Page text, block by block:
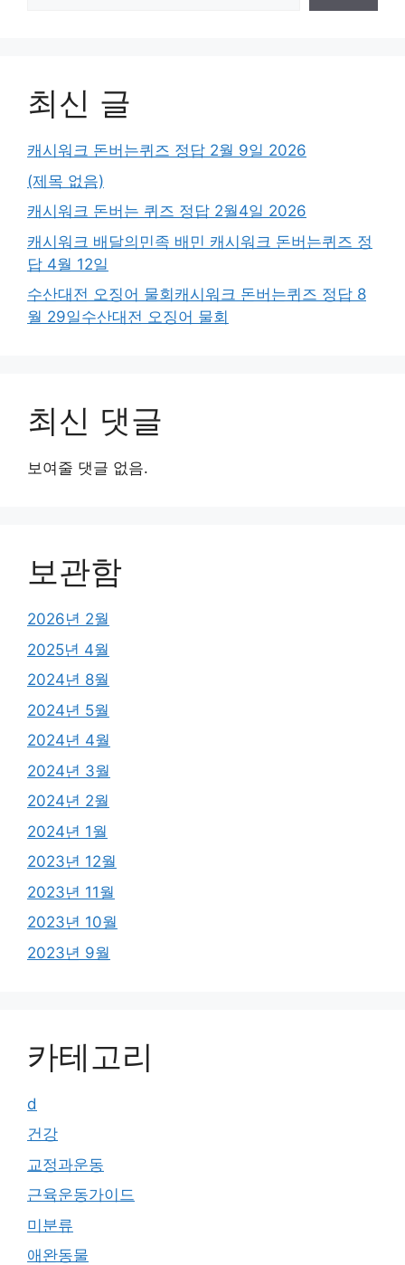
최신 글
캐시워크 돈버는퀴즈 정답 2월 9일 2026
(제목 없음)
캐시워크 돈버는 퀴즈 정답 2월4일 2026
캐시워크 배달의민족 배민 캐시워크 돈버는퀴즈 정
답 4월 12일
수산대전 오징어 물회캐시워크 돈버는퀴즈 정답 8
월 29일수산대전 오징어 물회
최신 댓글
보여줄 댓글 없음.
보관함
2026년 2월
2025년 4월
2024년 8월
2024년 5월
2024년 4월
2024년 3월
2024년 2월
2024년 1월
2023년 12월
2023년 11월
2023년 10월
2023년 9월
카테고리
d
건강
교정과운동
근육운동가이드
미분류
애완동물